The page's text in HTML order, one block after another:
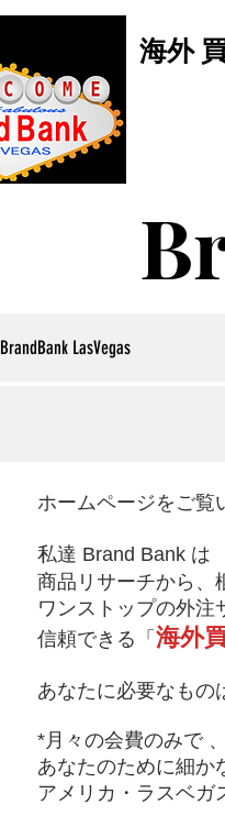
海外
BrandBank LasVegas
ホームページをご覧
私達 Brand Bank は
商品リサーチから、
ワンストップの外注
信頼できる「 海外
あなたに必要なもの
*月々の会費のみで 、
あなたのために細か
アメリカ・ラスベ